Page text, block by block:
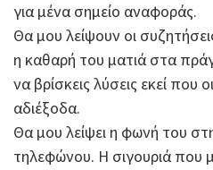
για μένα σημείο αναφοράς.
Θα μου λείψουν οι
η καθαρή του ματιά στα
να βρίσκεις λύσεις εκεί που
αδιέξοδα.
Θα μου λείψει η φωνή του
τηλεφώνου. Η σιγουριά που